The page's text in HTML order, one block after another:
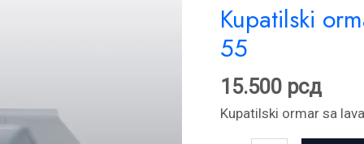
Kupatilski
55
15.500 рсд
Kupatilski ormar sa
-
Omega
quantity